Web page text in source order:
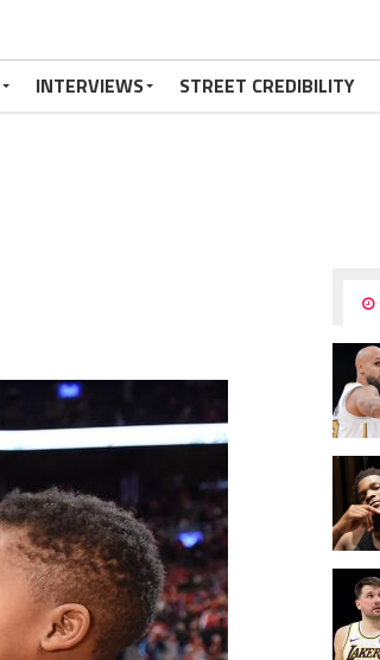
INTERVIEWS STREET CREDIBILITY